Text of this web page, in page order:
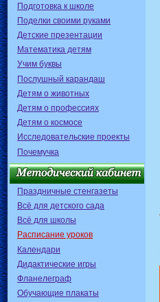
Подготовка к школе
Поделки своими руками
Детские презентации
Математика детям
Учим буквы
Послушный карандаш
Детям о животных
Детям о профессиях
Детям о космосе
Исследовательские проекты
Почемучка
Праздничные стенгазеты
Всё для детского сада
Всё для школы
Расписание уроков
Календари
Дидактические игры
Фланелеграф
Обучающие плакаты